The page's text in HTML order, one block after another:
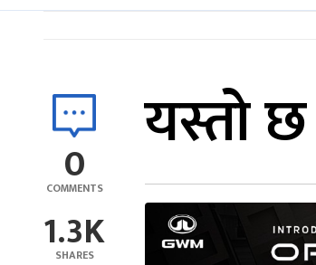
0
COMMENTS
1.3K
SHARES
यस्तो